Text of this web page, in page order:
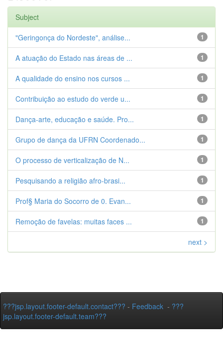
Subject
1
"Geringonça do Nordeste", análise...
1
A atuação do Estado nas áreas de ...
1
A qualidade do ensino nos cursos ...
1
Contribuição ao estudo do verde u...
1
Dança-arte, educação e saúde. Pro...
1
Grupo de dança da UFRN Coordenado...
1
O processo de verticalização de N...
1
Pesquisando a religião afro-brasi...
1
Prof§ Maria do Socorro de 0. Evan...
1
Remoção de favelas: muitas faces ...
next >
???jsp.layout.footer-default.contact??? - Feedback - ???
jsp.layout.footer-default.team???